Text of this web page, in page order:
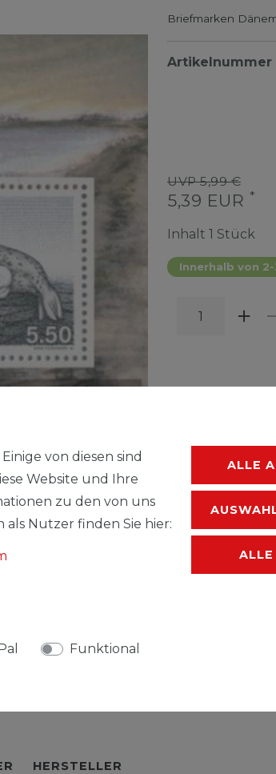
Briefmarken
Artikelnummer
UVP 5,99 €
5,39 EUR *
Inhalt 1 Stück
Innerhalb von
HERSTELLER
von diesen sind
Website und Ihre
zu den von uns
Nutzer finden Sie hier:
Funktional
ALLE
ALLE